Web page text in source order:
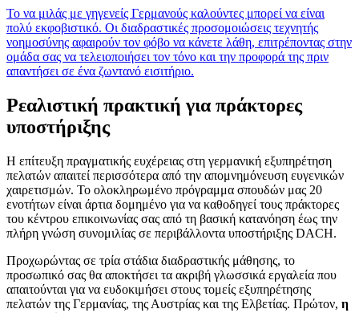
Το να μιλάς με γηγενείς Γερμανούς καλούντες μπορεί να είναι
πολύ εκφοβιστικό. Οι διαδραστικές προσομοιώσεις τεχνητής
νοημοσύνης αφαιρούν τον φόβο να κάνετε λάθη, επιτρέποντας στην
ομάδα σας να τελειοποιήσει τον τόνο και την προφορά της πριν
απαντήσει σε ένα ζωντανό εισιτήριο.
Ρεαλιστική πρακτική για πράκτορες
υποστήριξης
Η επίτευξη πραγματικής ευχέρειας στη γερμανική εξυπηρέτηση
πελατών απαιτεί περισσότερα από την απομνημόνευση ευγενικών
χαιρετισμών. Το ολοκληρωμένο πρόγραμμα σπουδών μας 20
ενοτήτων είναι άρτια δομημένο για να καθοδηγεί τους πράκτορες
του κέντρου επικοινωνίας σας από τη βασική κατανόηση έως την
πλήρη γνώση συνομιλίας σε περιβάλλοντα υποστήριξης DACH.
Προχωρώντας σε τρία στάδια διαδραστικής μάθησης, το
προσωπικό σας θα αποκτήσει τα ακριβή γλωσσικά εργαλεία που
απαιτούνται για να ευδοκιμήσει στους τομείς εξυπηρέτησης
πελατών της Γερμανίας, της Αυστρίας και της Ελβετίας. Πρώτον, η